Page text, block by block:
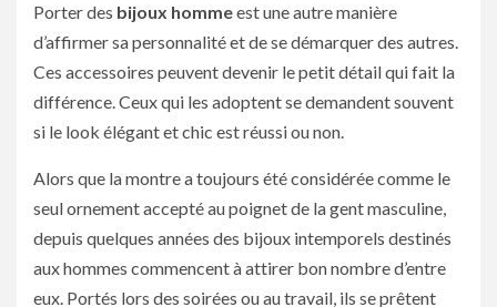
Porter des bijoux hommeest une autre manière
d’affirmer sa personnalité et de se démarquer des autres.
Ces accessoires peuvent devenir le petit détail qui fait la
différence. Ceux qui les adoptent se demandent souvent
si le look élégant et chic est réussi ou non.
Alors que la montre a toujours été considérée comme le
seul ornement accepté au poignet de la gent masculine,
depuis quelques années des bijoux intemporels destinés
aux hommes commencent à attirer bon nombre d’entre
eux. Portés lors des soirées ou au travail, ils se prêtent